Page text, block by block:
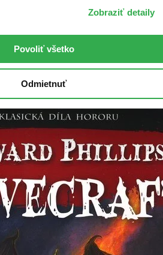
Zobraziť detaily
Povoliť všetko
Odmietnuť
však všetko pre to, aby sme vašu
najskôr a o jej ceste vás budeme včas